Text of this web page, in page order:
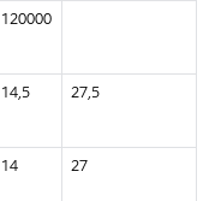
120000
14,5 27,5
14 27